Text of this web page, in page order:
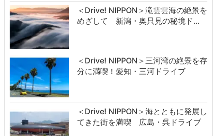
＜Drive! NIPPON＞滝雲雲海の絶景を
めざして 新潟・奥只見の秘境ド…
＜Drive! NIPPON＞三河湾の絶景を存
分に満喫！愛知・三河ドライブ
＜Drive! NIPPON＞海とともに発展し
てきた街を満喫 広島・呉ドライブ